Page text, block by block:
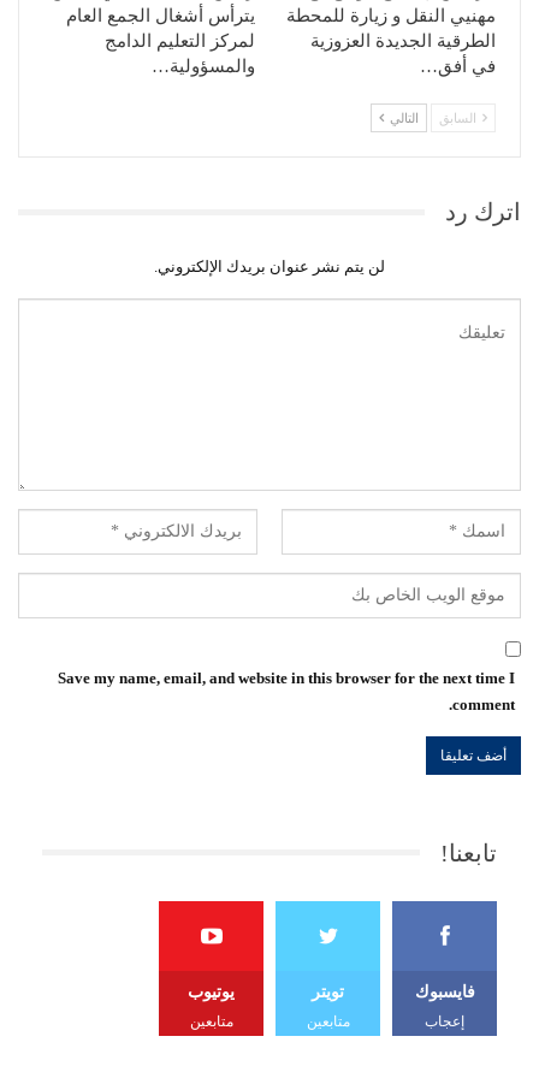
مهنيي النقل و زيارة للمحطة
الطرقية الجديدة العزوزية
في أفق…
يترأس أشغال الجمع العام
لمركز التعليم الدامج
والمسؤولية…
السابق التالي
اترك رد
لن يتم نشر عنوان بريدك الإلكتروني.
Save my name, email, and website in this browser for the next time I
comment.
تابعنا!
فايسبوك
إعجاب
تويتر
متابعين
يوتيوب
متابعين